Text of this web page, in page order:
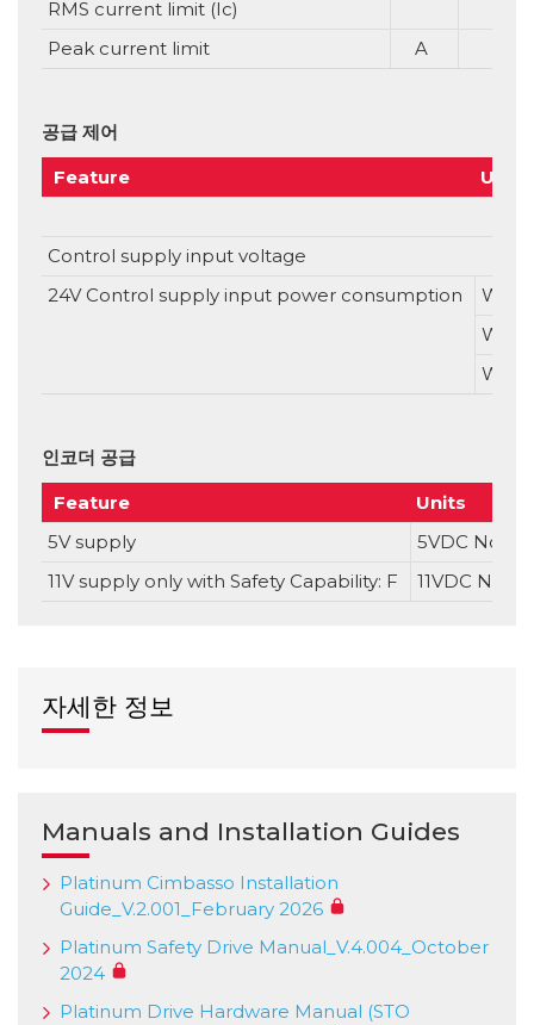
RMS current limit (Ic)
Peak current limit
A
공급 제어
Feature
Units
Control supply input voltage
24V Control supply input power consumption
With
With
인코더 공급
Feature
Units
5V supply
5VDC
11V supply only with Safety Capability: F
11VDC
자세한 정보
Manuals and Installation Guides
Platinum Cimbasso Installation
Guide_V.2.001_February 2026
Platinum Safety Drive Manual_V.4.004_October
2024
Platinum Drive Hardware Manual (STO